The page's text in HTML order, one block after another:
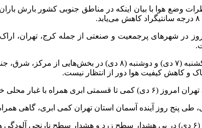
در شهرهای پرجمعیت و صنعتی از جمله کرج، تهران،
این مقام مسئول سازمان هواشناسی ادامه داد:
و کاهش کیفیت هوا دور از انتظار نیست.
دما ۸ درجه سانتیگراد پیش‌بینی می‌شود.
طی پنج روز آینده آسمان استان تهران کمی ابری، گاهی